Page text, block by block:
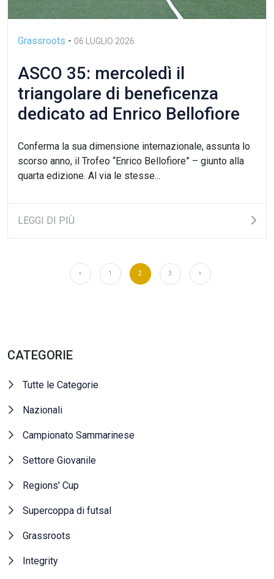
Grassroots - 06 LUGLIO 2026
ASCO 35: mercoledì il
triangolare di beneficenza
dedicato ad Enrico Bellofiore
Conferma la sua dimensione internazionale, assunta lo
scorso anno, il Trofeo “Enrico Bellofiore” – giunto alla
quarta edizione. Al via le stesse...
LEGGI DI PIÙ
< 1 2 3 >
CATEGORIE
Tutte le Categorie
Nazionali
Campionato Sammarinese
Settore Giovanile
Regions' Cup
Supercoppa di futsal
Grassroots
Integrity